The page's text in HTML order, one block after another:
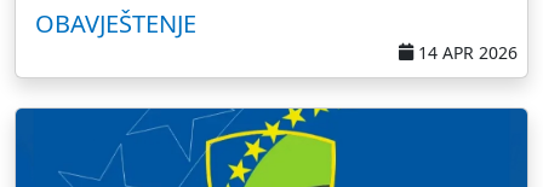
OBAVJEŠTENJE
14 APR 2026